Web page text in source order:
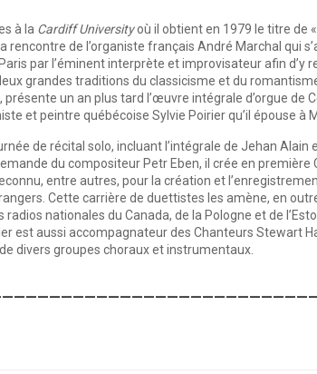
à la Cardiff Universityoù il obtient en 1979 le titre de
de l’organiste français André Marchal qui
par l’éminent interprète et improvisateur afin
grandes traditions du classicisme et du
un an plus tard l’œuvre intégrale d’orgue de
et peintre québécoise Sylvie Poirier qu’il épouse à
de récital solo, incluant l’intégrale de Jehan
du compositeur Petr Eben, il crée en première
entre autres, pour la création et
Cette carrière de duettistes les amène, en
nationales du Canada, de la Pologne et de
est aussi accompagnateur des Chanteurs Stewart
divers groupes choraux et instrumentaux.